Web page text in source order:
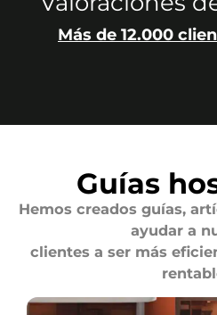
Más de 12.000
Guías
Hemos creados guías,
ayudar a
clientes a ser más